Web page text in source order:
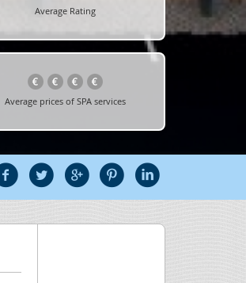
Average Rating
Average prices of SPA services